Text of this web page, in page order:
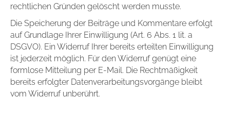
rechtlichen Gründen gelöscht werden musste.
Die Speicherung der Beiträge und Kommentare erfolgt
auf Grundlage Ihrer Einwilligung (Art. 6 Abs. 1 lit. a
DSGVO). Ein Widerruf Ihrer bereits erteilten Einwilligung
ist jederzeit möglich. Für den Widerruf genügt eine
formlose Mitteilung per E-Mail. Die Rechtmäßigkeit
bereits erfolgter Datenverarbeitungsvorgänge bleibt
vom Widerruf unberührt.